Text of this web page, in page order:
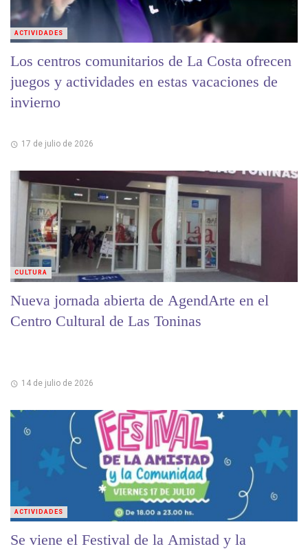
Los centros comunitarios de La Costa ofrecen
juegos y actividades en estas vacaciones de
invierno
17 de julio de 2026
ACTIVIDADES
Nueva jornada abierta de AgendArte en el
Centro Cultural de Las Toninas
14 de julio de 2026
CULTURA
Se viene el Festival de la Amistad y la
ACTIVIDADES